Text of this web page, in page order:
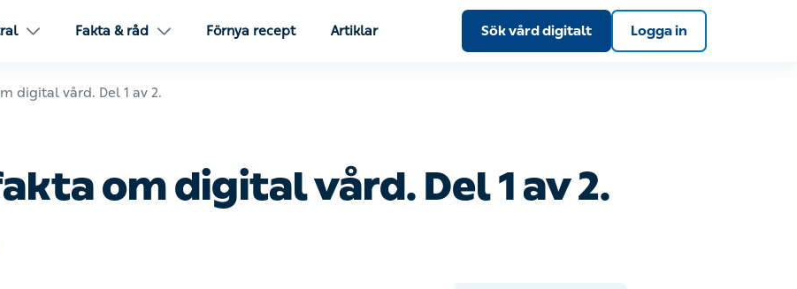
Fakta & råd Förnya recept Artiklar Sök vård digitalt Logga in
vård. Del 1 av 2.
om digital vård. Del 1 av 2.